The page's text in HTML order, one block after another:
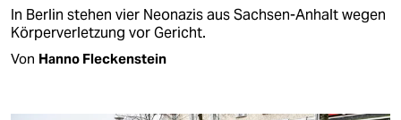
In Berlin stehen vier Neonazis aus Sachsen-Anhalt wegen
Körperverletzung vor Gericht.
Von Hanno Fleckenstein